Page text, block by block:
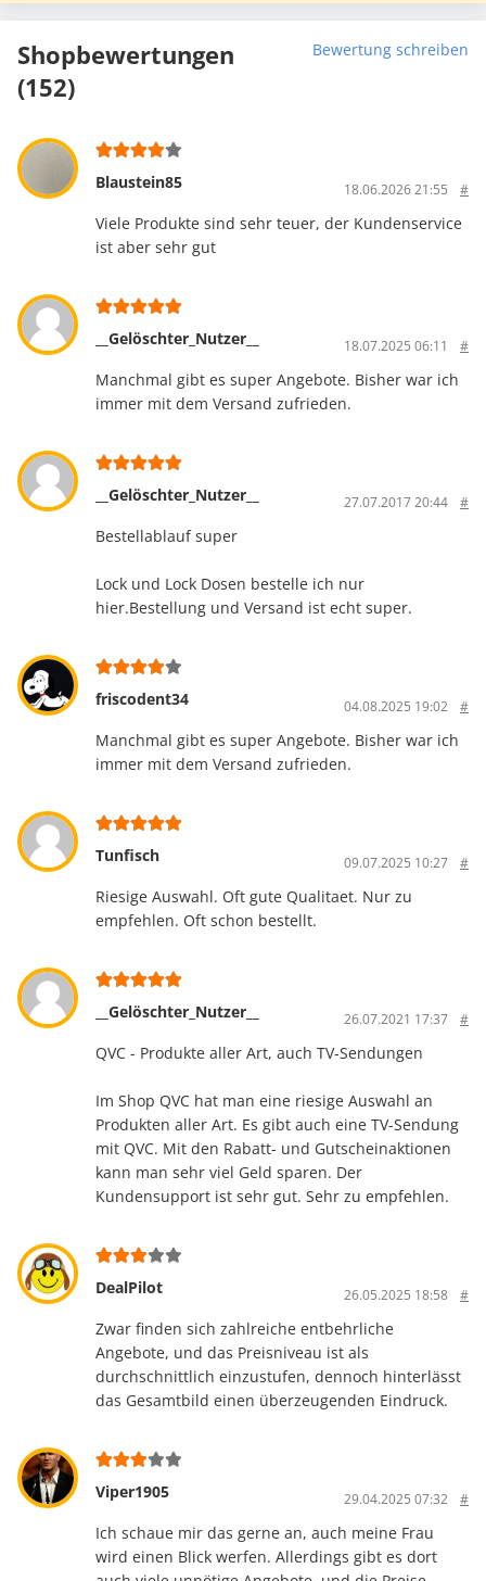
Shopbewertungen
(152)
Bewertung schreiben
Blaustein85 18.06.2026 21:55 #
Viele Produkte sind sehr teuer, der Kundenservice
ist aber sehr gut
__Gelöschter_Nutzer__ 18.07.2025 06:11 #
Manchmal gibt es super Angebote. Bisher war ich
immer mit dem Versand zufrieden.
__Gelöschter_Nutzer__ 27.07.2017 20:44 #
Bestellablauf super
Lock und Lock Dosen bestelle ich nur
hier.Bestellung und Versand ist echt super.
friscodent34 04.08.2025 19:02 #
Manchmal gibt es super Angebote. Bisher war ich
immer mit dem Versand zufrieden.
Tunfisch 09.07.2025 10:27 #
Riesige Auswahl. Oft gute Qualitaet. Nur zu
empfehlen. Oft schon bestellt.
__Gelöschter_Nutzer__ 26.07.2021 17:37 #
QVC - Produkte aller Art, auch TV-Sendungen
Im Shop QVC hat man eine riesige Auswahl an
Produkten aller Art. Es gibt auch eine TV-Sendung
mit QVC. Mit den Rabatt- und Gutscheinaktionen
kann man sehr viel Geld sparen. Der
Kundensupport ist sehr gut. Sehr zu empfehlen.
DealPilot 26.05.2025 18:58 #
Zwar finden sich zahlreiche entbehrliche
Angebote, und das Preisniveau ist als
durchschnittlich einzustufen, dennoch hinterlässt
das Gesamtbild einen überzeugenden Eindruck.
Viper1905 29.04.2025 07:32 #
Ich schaue mir das gerne an, auch meine Frau
wird einen Blick werfen. Allerdings gibt es dort